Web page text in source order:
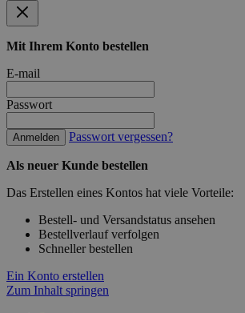
Mit Ihrem Konto bestellen
E-mail
Passwort
Anmelden Passwort vergessen?
Als neuer Kunde bestellen
Das Erstellen eines Kontos hat viele Vorteile:
Bestell- und Versandstatus ansehen
Bestellverlauf verfolgen
Schneller bestellen
Ein Konto erstellen
Zum Inhalt springen